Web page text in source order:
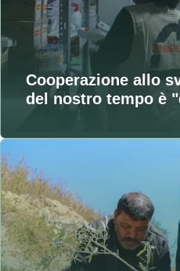
Cooperazione allo
del nostro tempo è